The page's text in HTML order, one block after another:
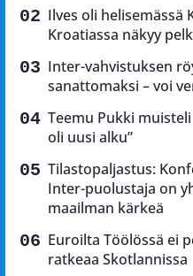
Ilves oli helisemässä
Kroatiassa näkyy
Inter-vahvistuksen
sanattomaksi – voi
Teemu Pukki
oli uusi alku”
Tilastopaljastus:
Inter-puolustaja on
maailman kärkeä
Euroilta Töölössä ei
ratkeaa Skotlannissa